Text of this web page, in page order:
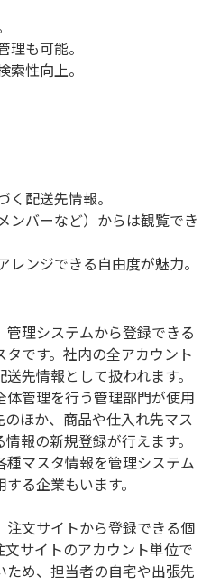
も可能。
性向上。
配送先情報。
ンバーなど）からは観覧でき
レンジできる自由度が魅力。
管理システムから登録できる
です。社内の全アカウント
先情報として扱われます。
体管理を行う管理部門が使用
ほか、商品や仕入れ先マス
報の新規登録が行えます。
種マスタ情報を管理システム
る企業もいます。
注文サイトから登録できる個
サイトのアカウント単位で
ため、担当者の自宅や出張先